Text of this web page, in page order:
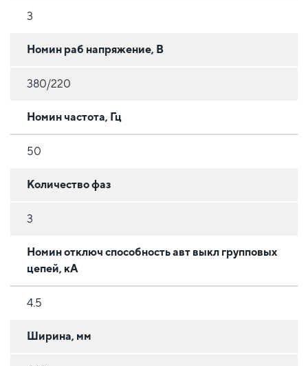
3
Номин раб напряжение, В
380/220
Номин частота, Гц
50
Количество фаз
3
Номин отключ способность авт выкл групповых
цепей, кА
4.5
Ширина, мм